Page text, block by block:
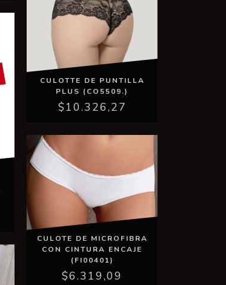
CULOTTE DE PUNTILLA
PLUS (CO5509.)
$10.326,27
CULOTE DE MICROFIBRA
CON CINTURA ENCAJE
(FI00401)
$6.319,09